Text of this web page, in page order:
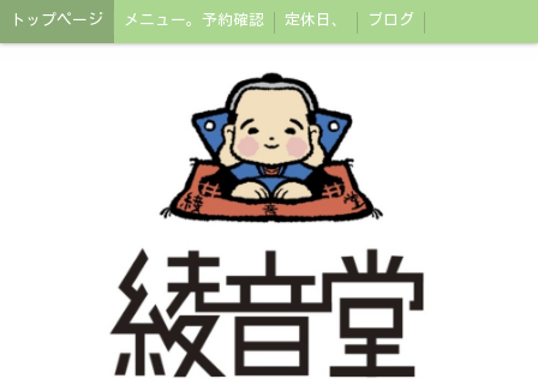
トップページ メニュー。予約確認 定休日、 ブログ